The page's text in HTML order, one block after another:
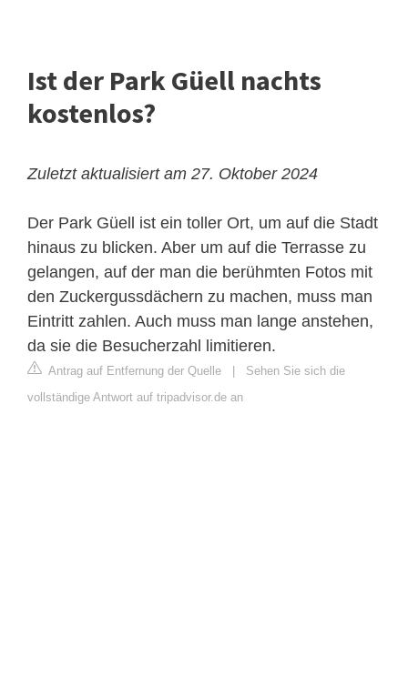
Ist der Park Güell nachts
kostenlos?
Zuletzt aktualisiert am 27. Oktober 2024
Der Park Güell ist ein toller Ort, um auf die Stadt
hinaus zu blicken. Aber um auf die Terrasse zu
gelangen, auf der man die berühmten Fotos mit
den Zuckergussdächern zu machen, muss man
Eintritt zahlen. Auch muss man lange anstehen,
da sie die Besucherzahl limitieren.
Antrag auf Entfernung der Quelle
Sehen Sie sich die
vollständige Antwort auf tripadvisor.de an